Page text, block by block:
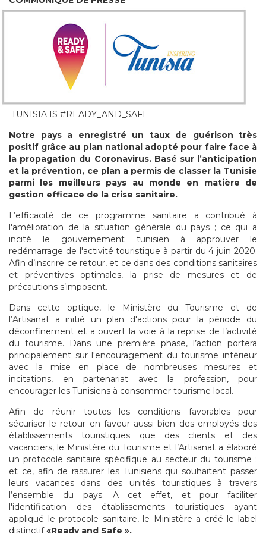
TUNISIA IS #READY_AND_SAFE
Notre pays a enregistré un taux de guérison très
positif grâce au plan national adopté pour faire face à
la propagation du Coronavirus. Basé sur l’anticipation
et la prévention, ce plan a permis de classer la Tunisie
parmi les meilleurs pays au monde en matière de
gestion efficace de la crise sanitaire.
L’efficacité de ce programme sanitaire a contribué à
l'amélioration de la situation générale du pays ; ce qui a
incité le gouvernement tunisien à approuver le
redémarrage de l'activité touristique à partir du 4 juin 2020.
Afin d’inscrire ce retour, et ce dans des conditions sanitaires
et préventives optimales, la prise de mesures et de
précautions s’imposent.
Dans cette optique, le Ministère du Tourisme et de
l’Artisanat a initié un plan d'actions pour la période du
déconfinement et a ouvert la voie à la reprise de l’activité
du tourisme. Dans une première phase, l’action portera
principalement sur l'encouragement du tourisme intérieur
avec la mise en place de nombreuses mesures et
incitations, en partenariat avec la profession, pour
encourager les Tunisiens à consommer tourisme local.
Afin de réunir toutes les conditions favorables pour
sécuriser le retour en faveur aussi bien des employés des
établissements touristiques que des clients et des
vacanciers, le Ministère du Tourisme et l’Artisanat a élaboré
un protocole sanitaire spécifique au secteur du tourisme ;
et ce, afin de rassurer les Tunisiens qui souhaitent passer
leurs vacances dans des unités touristiques à travers
l’ensemble du pays. A cet effet, et pour faciliter
l'identification des établissements touristiques ayant
appliqué le protocole sanitaire, le Ministère a créé le label
distinctif«Ready and Safe ».